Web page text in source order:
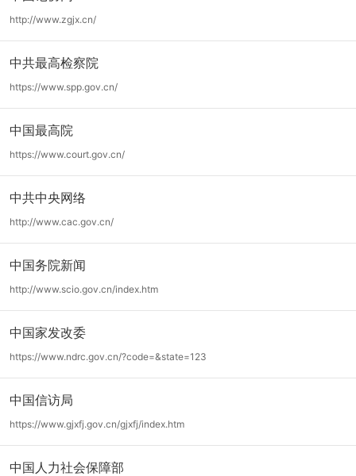
http://www.zgjx.cn/
中共最高检察院
https://www.spp.gov.cn/
中国最高院
https://www.court.gov.cn/
中共中央网络
http://www.cac.gov.cn/
中国务院新闻
http://www.scio.gov.cn/index.htm
中国家发改委
https://www.ndrc.gov.cn/?code=&state=123
中国信访局
https://www.gjxfj.gov.cn/gjxfj/index.htm
中国人力社会保障部